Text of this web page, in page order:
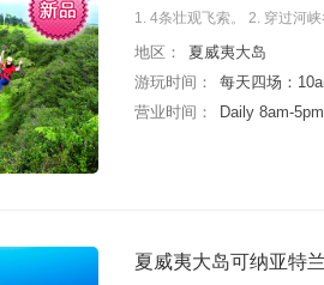
1. 4条壮观飞索。 2. 穿过河
地区：
夏威夷大岛
游玩时间：
每天四场：
营业时间：
Daily 8am-5pm
夏威夷大岛可纳亚特